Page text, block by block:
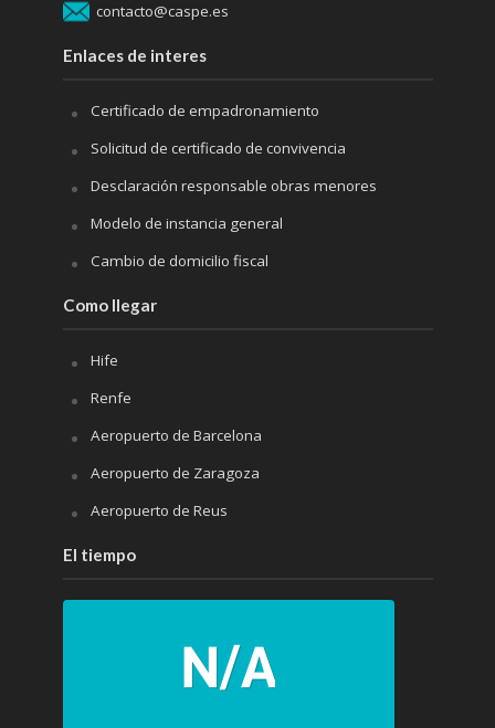
contacto@caspe.es
Enlaces de interes
Certificado de empadronamiento
Solicitud de certificado de convivencia
Desclaración responsable obras menores
Modelo de instancia general
Cambio de domicilio fiscal
Como llegar
Hife
Renfe
Aeropuerto de Barcelona
Aeropuerto de Zaragoza
Aeropuerto de Reus
El tiempo